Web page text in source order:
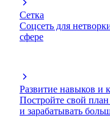
Сетка
Соцсеть для
сфере
Развитие навыков и
Постройте свой
и зарабатывать